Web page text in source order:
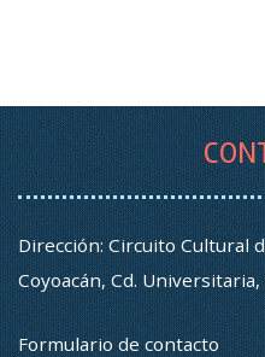
Dirección: Circuito Cultural
Coyoacán, Cd.
Formulario de contacto